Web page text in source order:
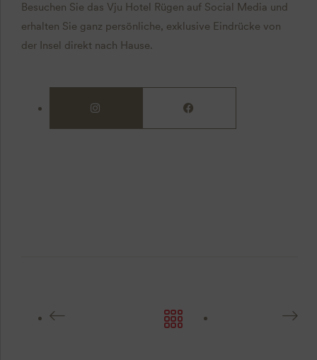
Besuchen Sie das Vju Hotel Rügen auf Social Media und
erhalten Sie ganz persönliche, exklusive Eindrücke von
der Insel direkt nach Hause.